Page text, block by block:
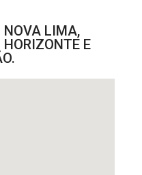
NOVA LIMA,
HORIZONTE E